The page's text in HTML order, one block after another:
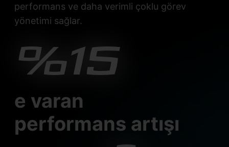
performans ve daha verimli çoklu görev
yönetimi sağlar.
%15
e varan
performans artışı